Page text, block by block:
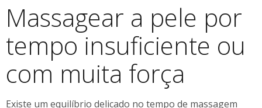
Massagear a pele por
tempo insuficiente ou
com muita força
Existe um equilíbrio delicado no tempo de massagem